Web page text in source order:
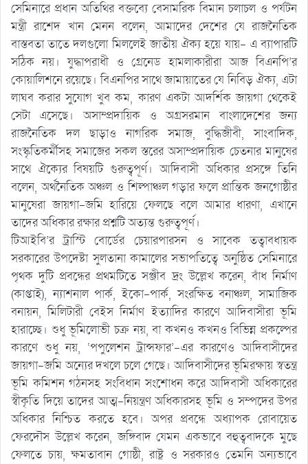
সেমিনারে প্রধান অতিথির বক্তব্যে বেসামরিক বিমান চলাচল ও পর্যটন
মন্ত্রী রাশেদ খান মেনন বলেন, আমাদের দেশের যে রাজনৈতিক
বাস্তবতা তাতে দলগুলো মিললেই জাতীয় ঐক্য হয়ে যায়- এ ব্যাপারটি
সঠিক নয়। যুদ্ধাপরাধী ও গ্রেনেড হামলাকারীরা আজ বিএনপি’র
কোয়ালিশনে রয়েছে। বিএনপির সাথে জামায়াতের যে নিবিড় ঐক্য, এটা
লাঘব করার সুযোগ খুব কম, কারণ একটা আদর্শিক জায়গা থেকেই
সেটা এসেছে। অসাম্প্রদায়িক ও অগ্রসরমান বাংলাদেশের জন্য
রাজনৈতিক দল ছাড়াও নাগরিক সমাজ, বুদ্ধিজীবী, সাংবাদিক,
সংস্কৃতিকর্মীসহ সমাজের সকল স্তরের অসাম্প্রদায়িক চেতনার মানুষের
সাথে ঐক্যের বিষয়টি গুরুত্বপূর্ণ। আদিবাসী অধিকার প্রসঙ্গে তিনি
বলেন, অর্থনৈতিক অঞ্চল ও শিল্পাঞ্চল গড়ার ফলে প্রান্তিক জনগোষ্ঠীর
মানুষেরা জায়গা-জমি হারিয়ে ফেলছে বলে আমার ধারণা, এখানে
তাদের অধিকার রক্ষার প্রশ্নটি অত্যন্ত গুরুত্বপূর্ণ।
টিআইবি’র ট্রাস্টি বোর্ডের চেয়ারপারসন ও সাবেক তত্বাবধায়ক
সরকারের উপদেষ্টা সুলতানা কামালের সভাপতিত্বে অনুষ্ঠিত সেমিনারে
পৃথক দুটি প্রবন্ধের প্রথমটিতে সঞ্জীব দ্রং উল্লেখ করেন, বাঁধ নির্মাণ
(কাপ্তাই), ন্যাশনাল পার্ক, ইকো-পার্ক, সংরক্ষিত বনাঞ্চল, সামাজিক
বনায়ন, মিলিটারী বেইস নির্মাণ ইত্যাদির কারণে আদিবাসীরা ভূমি
হারাচ্ছে। শুধু ভূমিলোভী চক্র নয়, বা কখনও কখনও বিভিন্ন প্রকল্পের
কারণে শুধু নয়, ‘পপুলেশন ট্রান্সফার’-এর কারণেও আদিবাসীদের
জায়গা-জমি অন্যের দখলে চলে গেছে। আদিবাসীদের ভূমিরক্ষায় স্বতন্ত্র
ভূমি কমিশন গঠনসহ সংবিধান সংশোধন করে আদিবাসী অধিকারের
স্বীকৃতি দিয়ে তাদের আত্ম-নিয়ন্ত্রণ অধিকারসহ ভূমি ও সম্পদের উপর
অধিকার নিশ্চিত করতে হবে। অপর প্রবন্ধে অধ্যাপক রোবায়েত
ফেরদৌস উল্লেখ করেন, জঙ্গিবাদ যেমন একভাবে বহুত্ববাদকে মুছে
ফেলতে চায়, ক্ষমতাবান গোষ্ঠী, রাষ্ট্র ও সরকারও তেমনি অন্যভাবে